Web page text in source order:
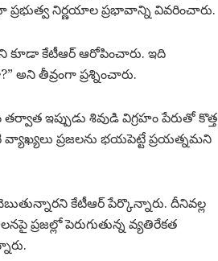
ప్రభుత్వ నిర్ణయాల ప్రభావాన్ని వివరించారు.
కూడా కేటీఆర్ ఆరోపించారు. ఇది
తీవ్రంగా ప్రశ్నించారు.
ఇప్పుడు శివుడి విగ్రహం పేరుతో కొత్త
వ్యాఖ్యలు ప్రజలను భయపెట్టే ప్రయత్నమని
కేటీఆర్ పేర్కొన్నారు. దీనివల్ల
ప్రజల్లో పెరుగుతున్న వ్యతిరేకత